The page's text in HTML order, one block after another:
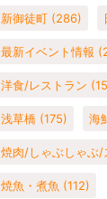
新御徒町 (286)
最新イベント情報
洋食/レストラン
浅草橋 (175) 海
焼肉/しゃぶしゃぶ/
焼魚・煮魚 (112)